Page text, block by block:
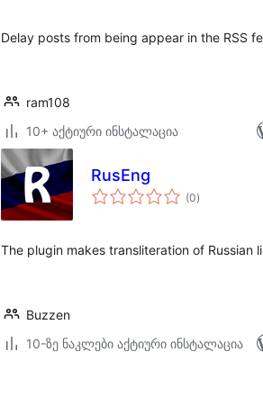
Delay posts from being appear in the RSS
ram108
10+ აქტიური ინსტალაცია
RusEng
(0საერთო
რეიტინგი
)
The plugin makes transliteration of Russian
Buzzen
10-ზე ნაკლები აქტიური ინსტალაცია